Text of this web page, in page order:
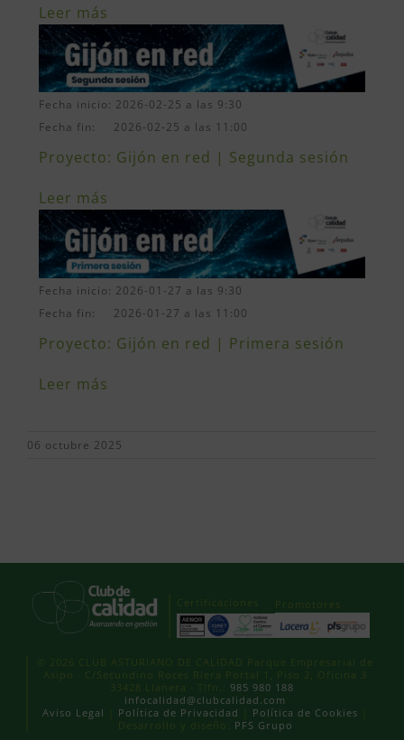
Leer más
Fecha inicio: 2026-02-25 a las 9:30
Fecha fin: 2026-02-25 a las 11:00
Proyecto: Gijón en red | Segunda sesión
Leer más
Fecha inicio: 2026-01-27 a las 9:30
Fecha fin: 2026-01-27 a las 11:00
Proyecto: Gijón en red | Primera sesión
Leer más
06 octubre 2025
Certificaciones Promotores
© 2026 CLUB ASTURIANO DE CALIDAD Parque Empresarial de
Asipo · C/Secundino Roces Riera Portal 1, Piso 2, Oficina 3
33428 Llanera · Tlfn.: 985 980 188
infocalidad@clubcalidad.com
Aviso Legal
Política de Privacidad Política de Cookies
Desarrollo y diseño:
PFS Grupo